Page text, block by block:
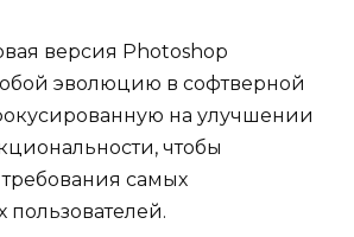
версия Photoshop
эволюцию в софтверной
на улучшении
чтобы
самых
пользователей.